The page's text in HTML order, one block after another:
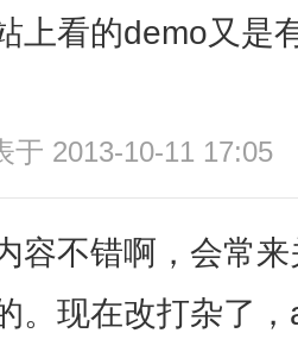
上看的demo又是
于 2013-10-11 17:05
容不错啊，会常
。现在改打杂了